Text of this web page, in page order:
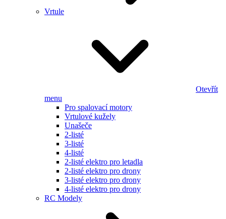
Vrtule
Otevřít
menu
Pro spalovací motory
Vrtulové kužely
Unašeče
2-listé
3-listé
4-listé
2-listé elektro pro letadla
2-listé elektro pro drony
3-listé elektro pro drony
4-listé elektro pro drony
RC Modely